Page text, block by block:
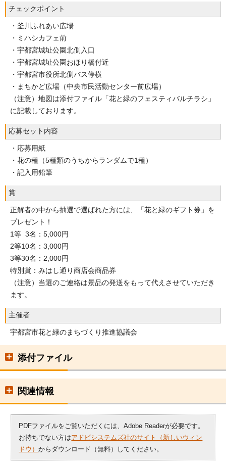
チェックポイント
・釜川ふれあい広場
・ミハシカフェ前
・宇都宮城址公園北側入口
・宇都宮城址公園おほり橋付近
・宇都宮市役所北側バス停横
・まちかど広場（中央市民活動センター前広場）
（注意）地図は添付ファイル「花と緑のフェスティバルチラシ」
に記載しております。
応募セット内容
・応募用紙
・花の種（5種類のうちからランダムで1種）
・記入用鉛筆
賞
正解者の中から抽選で選ばれた方には、「花と緑のギフト券」を
プレゼント！
1等 3名：5,000円
2等10名：3,000円
3等30名：2,000円
特別賞：みはし通り商店会商品券
（注意）当選のご連絡は景品の発送をもって代えさせていただき
ます。
主催者
宇都宮市花と緑のまちづくり推進協議会
添付ファイル
関連情報
PDFファイルをご覧いただくには、Adobe Readerが必要です。
お持ちでない方はアドビシステムズ社のサイト（新しいウィン
ドウ）からダウンロード（無料）してください。